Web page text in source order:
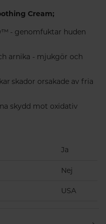
Cream;
- genomfuktar huden
arnika - mjukgör och
skador orsakade av fria
skydd mot oxidativ
Ja
Nej
USA